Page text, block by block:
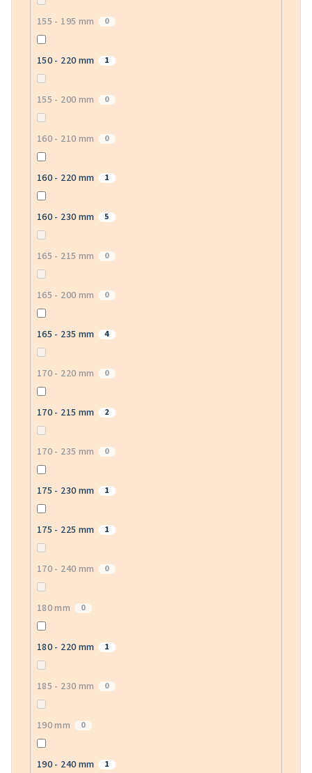
155 - 195 mm 0
150 - 220 mm 1
155 - 200 mm 0
160 - 210 mm 0
160 - 220 mm 1
160 - 230 mm 5
165 - 215 mm 0
165 - 200 mm 0
165 - 235 mm 4
170 - 220 mm 0
170 - 215 mm 2
170 - 235 mm 0
175 - 230 mm 1
175 - 225 mm 1
170 - 240 mm 0
180 mm 0
180 - 220 mm 1
185 - 230 mm 0
190 mm 0
190 - 240 mm 1